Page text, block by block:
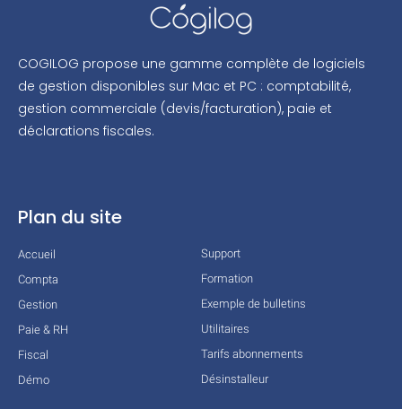
COGILOG propose une gamme complète de logiciels
de gestion disponibles sur Mac et PC : comptabilité,
gestion commerciale (devis/facturation), paie et
déclarations fiscales.
Plan du site
Accueil
Compta
Gestion
Paie & RH
Fiscal
Démo
Support
Formation
Exemple de bulletins
Utilitaires
Tarifs abonnements
Désinstalleur